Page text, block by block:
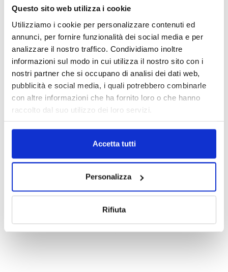
Questo sito web utilizza i cookie
Utilizziamo i cookie per personalizzare contenuti ed
annunci, per fornire funzionalità dei social media e per
analizzare il nostro traffico. Condividiamo inoltre
informazioni sul modo in cui utilizza il nostro sito con i
nostri partner che si occupano di analisi dei dati web,
pubblicità e social media, i quali potrebbero combinarle
con altre informazioni che ha fornito loro o che hanno
raccolto dal suo utilizzo dei loro servizi.
Accetta tutti
Personalizza
Rifiuta